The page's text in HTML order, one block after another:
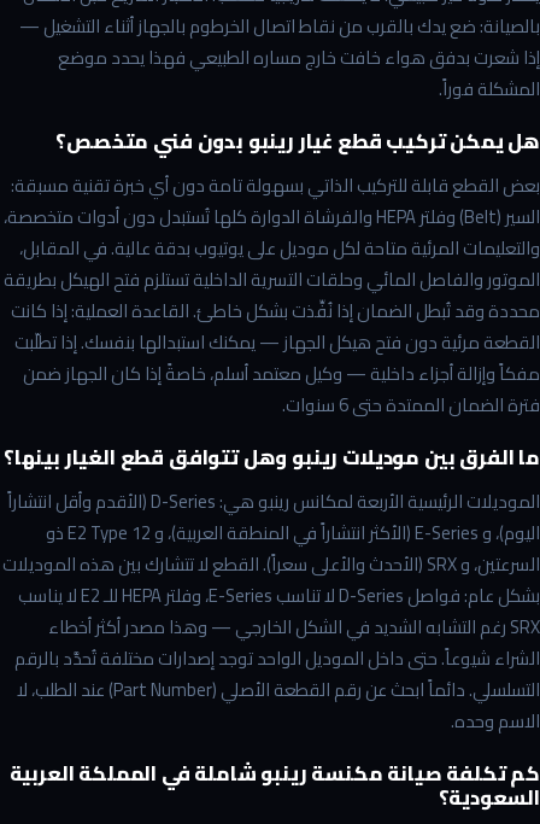
بالصيانة: ضع يدك بالقرب من نقاط اتصال الخرطوم بالجهاز أثناء التشغيل —
إذا شعرت بدفق هواء خافت خارج مساره الطبيعي فهذا يحدد موضع
المشكلة فوراً.
هل يمكن تركيب قطع غيار رينبو بدون فني متخصص؟
بعض القطع قابلة للتركيب الذاتي بسهولة تامة دون أي خبرة تقنية مسبقة:
السير (Belt) وفلتر HEPA والفرشاة الدوارة كلها تُستبدل دون أدوات متخصصة،
والتعليمات المرئية متاحة لكل موديل على يوتيوب بدقة عالية. في المقابل،
الموتور والفاصل المائي وحلقات التسرية الداخلية تستلزم فتح الهيكل بطريقة
محددة وقد تُبطل الضمان إذا نُفِّذت بشكل خاطئ. القاعدة العملية: إذا كانت
القطعة مرئية دون فتح هيكل الجهاز — يمكنك استبدالها بنفسك. إذا تطلّبت
مفكاً وإزالة أجزاء داخلية — وكيل معتمد أسلم، خاصةً إذا كان الجهاز ضمن
فترة الضمان الممتدة حتى 6 سنوات.
ما الفرق بين موديلات رينبو وهل تتوافق قطع الغيار بينها؟
الموديلات الرئيسية الأربعة لمكانس رينبو هي: D-Series (الأقدم وأقل انتشاراً
اليوم)، و E-Series (الأكثر انتشاراً في المنطقة العربية)، و E2 Type 12 ذو
السرعتين، و SRX (الأحدث والأعلى سعراً). القطع لا تتشارك بين هذه الموديلات
بشكل عام: فواصل D-Series لا تناسب E-Series، وفلتر HEPA للـ E2 لا يناسب
SRX رغم التشابه الشديد في الشكل الخارجي — وهذا مصدر أكثر أخطاء
الشراء شيوعاً. حتى داخل الموديل الواحد توجد إصدارات مختلفة تُحدَّد بالرقم
التسلسلي. دائماً ابحث عن رقم القطعة الأصلي (Part Number) عند الطلب، لا
الاسم وحده.
كم تكلفة صيانة مكنسة رينبو شاملة في المملكة العربية
السعودية؟